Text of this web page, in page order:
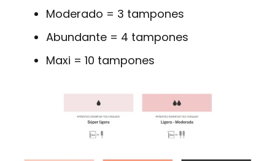
Moderado = 3 tampones
Abundante = 4 tampones
Maxi = 10 tampones